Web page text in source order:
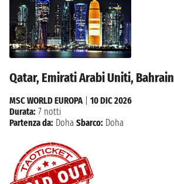
Qatar, Emirati Arabi Uniti, Bahrain
MSC WORLD EUROPA| 10 DIC 2026
Durata: 7 notti
Partenza da: Doha Sbarco: Doha